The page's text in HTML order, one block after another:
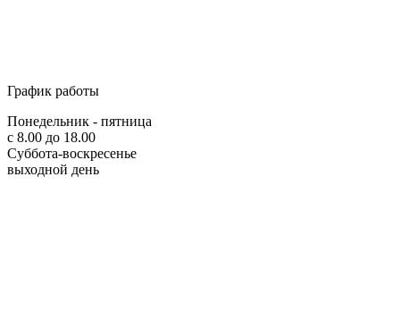
График работы
Понедельник - пятница
с 8.00 до 18.00
Суббота-воскресенье
выходной день